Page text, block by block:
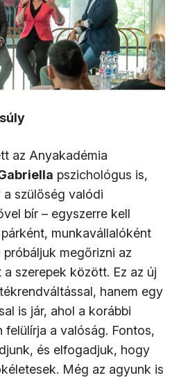
az Anyakadémia
pszichológus is,
szülőség valódi
bír – egyszerre kell
munkavállalóként
megőrizni az
szerepek között. Ez az új
hanem egy
is jár, ahol a korábbi
felülírja a valóság. Fontos,
és elfogadjuk, hogy
Még az agyunk is